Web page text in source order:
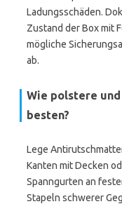
Ladungsschäden.
Zustand der Box mit
mögliche
ab.
Wie polstere und
besten?
Lege
Kanten mit Decken
Spanngurten an
Stapeln schwerer